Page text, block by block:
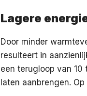
Lagere
Door minder
resulteert in
een terugloop van 10
laten aanbrengen.